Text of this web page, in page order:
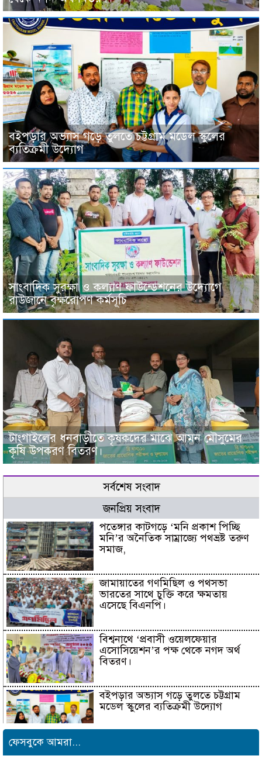
বইপড়ার অভ্যাস গড়ে তুলতে চট্টগ্রাম মডেল স্কুলের
ব্যতিক্রমী উদ্যোগ
সাংবাদিক সুরক্ষা ও কল্যাণ ফাউন্ডেশনের উদ্যোগে
রাউজানে বৃক্ষরোপণ কর্মসূচি
টাংগাইলের ধনবাড়ীতে কৃষকদের মাঝে আমন মৌসুমের
কৃষি উপকরণ বিতরণ।
সর্বশেষ সংবাদ
জনপ্রিয় সংবাদ
পতেঙ্গার কাটগড়ে ‘মনি প্রকাশ পিচ্ছি
মনি’র অনৈতিক সাম্রাজ্যে পথভ্রষ্ট তরুণ
সমাজ,
জামায়াতের গণমিছিল ও পথসভা
ভারতের সাথে চুক্তি করে ক্ষমতায়
এসেছে বিএনপি।
বিশ্বনাথে ‘প্রবাসী ওয়েলফেয়ার
এসোসিয়েশন’র পক্ষ থেকে নগদ অর্থ
বিতরণ।
বইপড়ার অভ্যাস গড়ে তুলতে চট্টগ্রাম
মডেল স্কুলের ব্যতিক্রমী উদ্যোগ
ফেসবুকে আমরা...